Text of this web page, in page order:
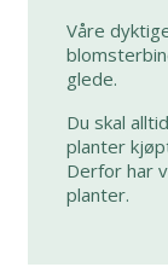
Våre
glede.
Du skal
planter
Derfor har
planter.